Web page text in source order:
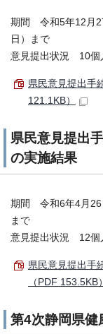
期間 令和5年12月
日）まで
意見提出状況 10個
県民意見提出手
121.1KB）
県民意見提出
の実施結果
期間 令和6年4月26
まで
意見提出状況 12個
県民意見提出手
（PDF 153.5KB）
第4次静岡県健